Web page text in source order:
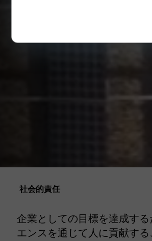
社会的責任
企業としての目標を達成する
エンスを通じて人に貢献す